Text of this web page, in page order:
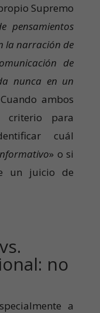
Supremo
pensamientos
la narración de
de
nunca en un
ambos
criterio para
cuál
» o si
un juicio de
no
a